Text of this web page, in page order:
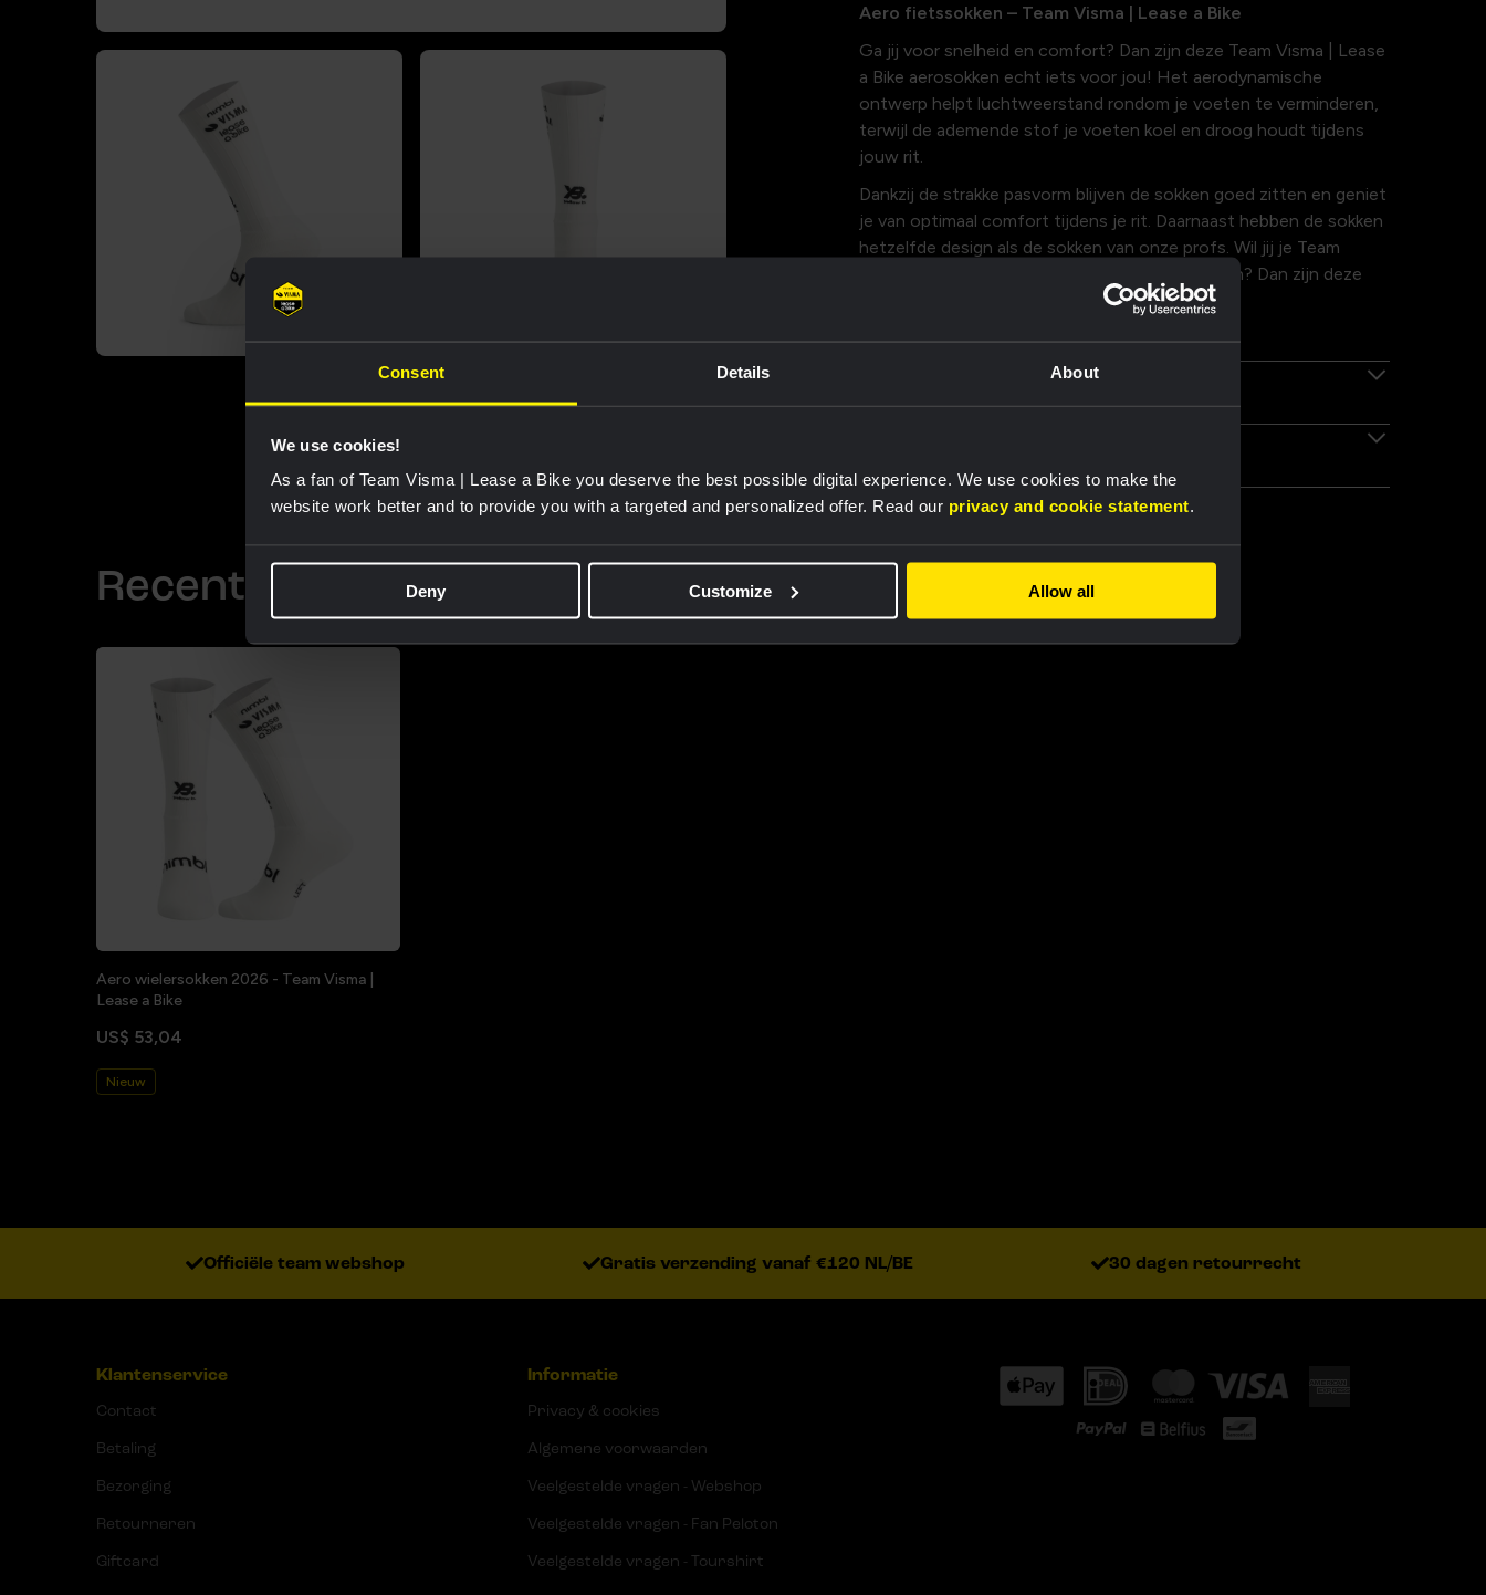
Consent Details About
We use cookies!
As a fan of Team Visma | Lease a Bike you deserve the best possible digital experience. We use cookies to make the
website work better and to provide you with a targeted and personalized offer. Read our privacy and cookie statement.
Deny Customize Allow all
Aero fietssokken – Team Visma | Lease a Bike
Ga jij voor snelheid en comfort? Dan zijn deze Team Visma | Lease
a Bike aerosokken echt iets voor jou! Het aerodynamische
ontwerp helpt luchtweerstand rondom je voeten te verminderen,
terwijl de ademende stof je voeten koel en droog houdt tijdens
jouw rit.
Dankzij de strakke pasvorm blijven de sokken goed zitten en geniet
je van optimaal comfort tijdens je rit. Daarnaast hebben de sokken
hetzelfde design als de sokken van onze profs. Wil jij je Team
Visma | Lease a Bike fietsoutfit compleet maken? Dan zijn deze
sokken het item om jouw outfit af te maken.
Recent bekeken
Aero wielersokken 2026 - Team Visma |
Lease a Bike
US$ 53,04
Nieuw
Officiële team webshop Gratis verzending vanaf €120 NL/BE 30 dagen retourrecht
Klantenservice
Contact
Betaling
Bezorging
Retourneren
Giftcard
Informatie
Privacy & cookies
Algemene voorwaarden
Veelgestelde vragen - Webshop
Veelgestelde vragen - Fan Peloton
Veelgestelde vragen - Tourshirt